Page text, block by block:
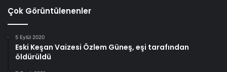
Çok Görüntülenenler
5 Eylül 2020
Eski Keşan Vaizesi Özlem Güneş, eşi tarafından
öldürüldü